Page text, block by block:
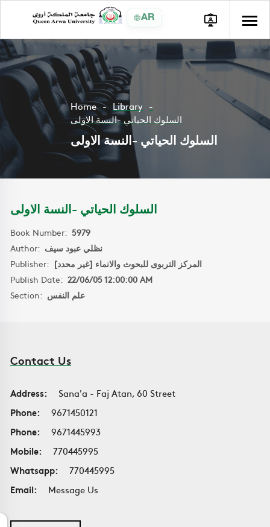
AR
Home
Library
السلوك الحياتي -النسة الاولى
السلوك الحياتي -النسة الاولى
السلوك الحياتي -النسة الاولى
Book Number: 5979
Author: نظلي عبود سيف
Publisher: المركز التربوى للبحوث والانماء [غير محدد]
Publish Date: 22/06/05 12:00:00 AM
Section: علم النفس
Contact Us
Address:
Sana'a - Faj Atan, 60 Street
Phone:
9671450121
Phone:
9671445993
Mobile:
770445995
Whatsapp:
770445995
Email:
Message Us